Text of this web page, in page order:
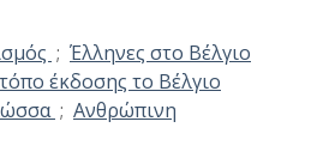
; Έλληνες στο Βέλγιο
έκδοσης τo Βέλγιο
; Ανθρώπινη